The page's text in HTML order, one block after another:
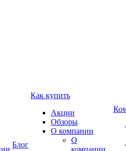
Блог
Как купить
Акции
Обзоры
О компании
О
компании